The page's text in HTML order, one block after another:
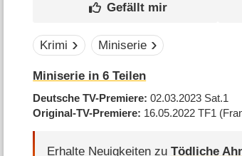
Krimi Miniserie
Miniserie in 6 Teilen
Deutsche TV-Premiere 02.03.2023 Sat.1
Original-TV-Premiere 16.05.2022TF1
Erhalte Neuigkeiten zuTödliche